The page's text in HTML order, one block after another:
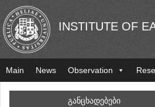
INSTITUTE OF
Main News Observation
ᲒᲐᲜᲪᲮᲐᲓᲔᲑᲔᲑᲘ